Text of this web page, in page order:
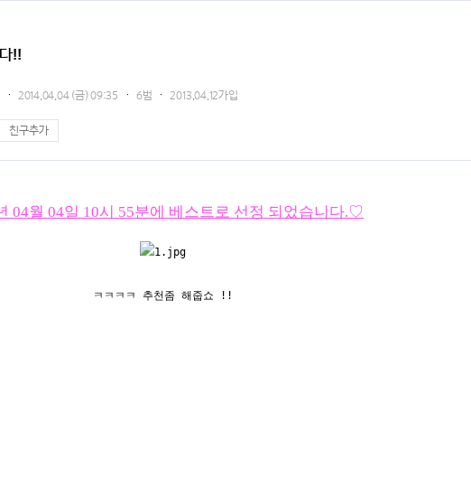
!!
2014.04.04 (금) 09:35 6범 2013.04.12가입
친구추가
04월 04일 10시 55분에 베스트로 선정 되었습니다.♡
ㅋㅋㅋㅋ 추천좀 해줍쇼 !!